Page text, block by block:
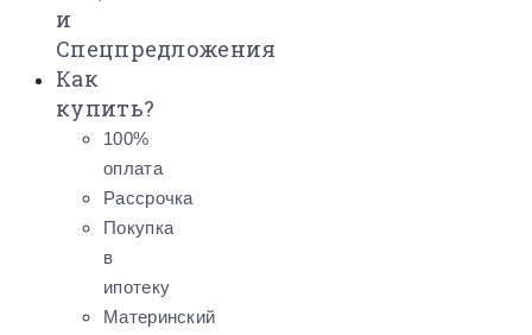
и
Спецпредложения
Как
купить?
100%
оплата
Рассрочка
Покупка
в
ипотеку
Материнский